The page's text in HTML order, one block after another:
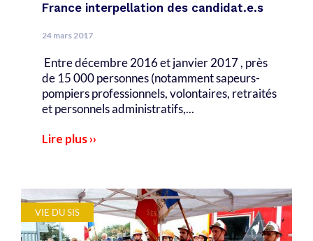
France interpellation des candidat.e.s
24 mars 2017
Entre décembre 2016 et janvier 2017 , près
de 15 000 personnes (notamment sapeurs-
pompiers professionnels, volontaires, retraités
et personnels administratifs,...
Lire plus ››
VIE DU SIS